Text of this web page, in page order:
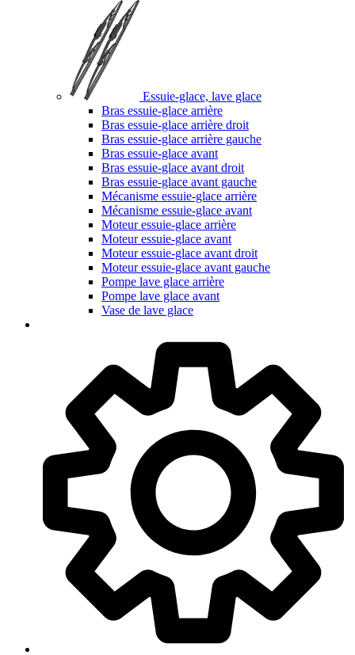
Essuie-glace, lave glace
Bras essuie-glace arrière
Bras essuie-glace arrière droit
Bras essuie-glace arrière gauche
Bras essuie-glace avant
Bras essuie-glace avant droit
Bras essuie-glace avant gauche
Mécanisme essuie-glace arrière
Mécanisme essuie-glace avant
Moteur essuie-glace arrière
Moteur essuie-glace avant
Moteur essuie-glace avant droit
Moteur essuie-glace avant gauche
Pompe lave glace arrière
Pompe lave glace avant
Vase de lave glace